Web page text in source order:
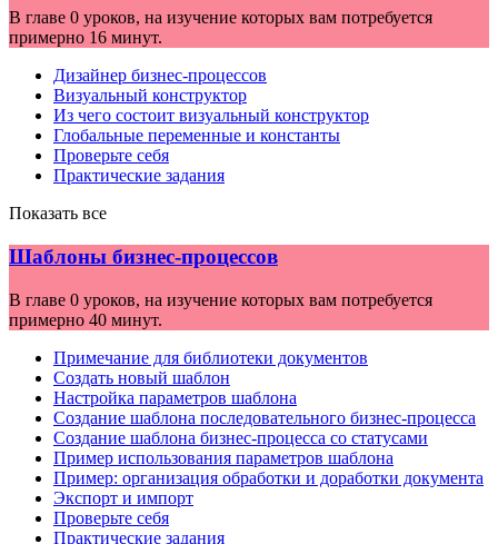
В главе 0 уроков, на изучение которых вам потребуется
примерно 16 минут.
Дизайнер бизнес-процессов
Визуальный конструктор
Из чего состоит визуальный конструктор
Глобальные переменные и константы
Проверьте себя
Практические задания
Показать все
Шаблоны бизнес-процессов
В главе 0 уроков, на изучение которых вам потребуется
примерно 40 минут.
Примечание для библиотеки документов
Создать новый шаблон
Настройка параметров шаблона
Создание шаблона последовательного бизнес-процесса
Создание шаблона бизнес-процесса со статусами
Пример использования параметров шаблона
Пример: организация обработки и доработки документа
Экспорт и импорт
Проверьте себя
Практические задания